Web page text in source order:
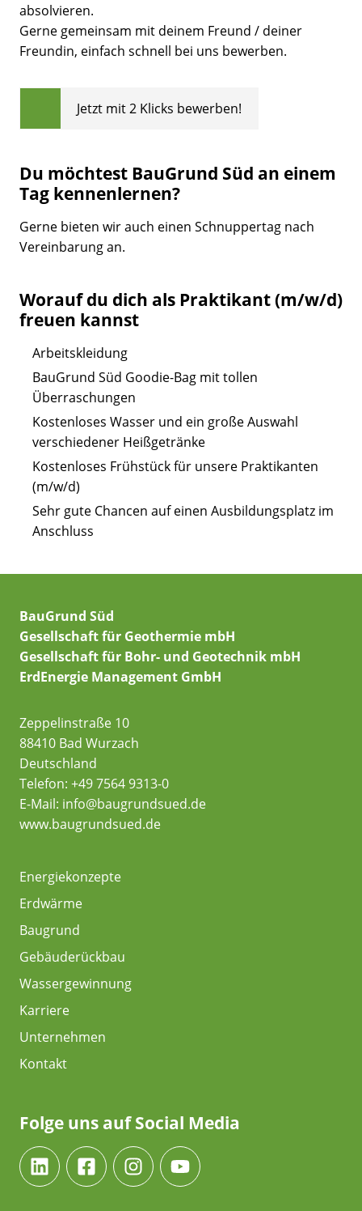
absolvieren.
Gerne gemeinsam mit deinem Freund / deiner
Freundin, einfach schnell bei uns bewerben.
Jetzt mit 2 Klicks bewerben!
Du möchtest BauGrund Süd an einem
Tag kennenlernen?
Gerne bieten wir auch einen Schnuppertag nach
Vereinbarung an.
Worauf du dich als Praktikant (m/w/d)
freuen kannst
Arbeitskleidung
BauGrund Süd Goodie-Bag mit tollen
Überraschungen
Kostenloses Wasser und ein große Auswahl
verschiedener Heißgetränke
Kostenloses Frühstück für unsere Praktikanten
(m/w/d)
Sehr gute Chancen auf einen Ausbildungsplatz im
Anschluss
BauGrund Süd
Gesellschaft für Geothermie mbH
Gesellschaft für Bohr- und Geotechnik mbH
ErdEnergie Management GmbH
Zeppelinstraße 10
88410 Bad Wurzach
Deutschland
Telefon: +49 7564 9313-0
E-Mail: info@baugrundsued.de
www.baugrundsued.de
Energiekonzepte
Erdwärme
Baugrund
Gebäuderückbau
Wassergewinnung
Karriere
Unternehmen
Kontakt
Folge uns auf Social Media